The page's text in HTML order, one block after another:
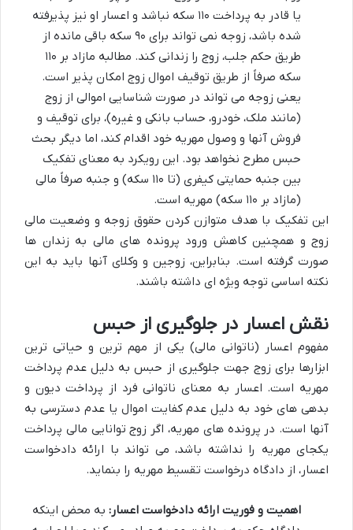
یا قادر به پرداخت ۱۱۰ سکه نباشد و اعسار او نیز پذیرفته
شده باشد، زوجه نمی تواند برای ۹۰ سکه باقی مانده از
طریق حکم جلب، زوج را زندانی کند. مطالبه مازاد بر ۱۱۰
سکه صرفاً از طریق توقیف اموال زوج امکان پذیر است.
یعنی زوجه می تواند در صورت شناسایی اموالی از زوج
(مانند ملک، خودرو، حساب بانکی و غیره)، برای توقیف و
فروش آنها و وصول مهریه خود اقدام کند، اما دیگر بحث
حبس مطرح نخواهد بود. این رویکرد به معنای تفکیک
بین جنبه حمایتی کیفری (تا ۱۱۰ سکه) و جنبه صرفاً مالی
(مازاد بر ۱۱۰ سکه) مهریه است.
این تفکیک با هدف متوازن کردن حقوق زوجه و وضعیت مالی
زوج و همچنین کاهش ورود پرونده های مالی به زندان ها
صورت گرفته است. بنابراین، زوجین و وکلای آنها باید به این
نکته اساسی توجه ویژه ای داشته باشند.
نقش اعسار در جلوگیری از حبس
مفهوم اعسار (ناتوانی مالی) یکی از مهم ترین و حیاتی ترین
ابزارها برای زوج جهت جلوگیری از حبس به دلیل عدم پرداخت
مهریه است. اعسار به معنای ناتوانی فرد از پرداخت دیون و
بدهی های خود به دلیل عدم کفایت اموال یا عدم دسترسی به
آنها است. در پرونده های مهریه، اگر زوج توانایی مالی پرداخت
یکجای مهریه را نداشته باشد، می تواند با ارائه دادخواست
اعسار، از دادگاه درخواست تقسیط مهریه را بنماید.
اهمیت و فوریت ارائه دادخواست اعسار: به محض اینکه